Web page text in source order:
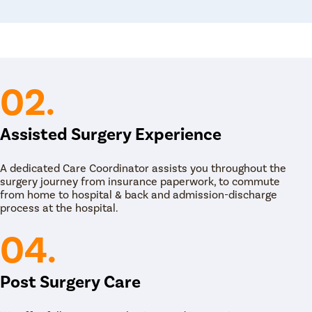
रूग्णांना मदत करणारी वेगवेगळी औषधे म्हणजे नाकातील
कॉर्टिकोस्टिरॉईड्स, ऍलर्जीची औषधे, प्रतिजैविक,
शस्त्रक्रिया, तीव्र सायनस संसर्गासाठी एक सामान्य
मुख्य उद्दिष्टे म्हणजे संक्रमित सामग्री बाहेर काढणे आणि
करणे जेणेकरून सायनस सामान्यपणे कार्य करू शकतील.
डागांसह चांगले पुनर्प्राप्तीचे वचन देते. हे सहसा
सर्जिकल उपकरणे नाकातून घातली जातात. संक्रमित
योग्य उपचारांसाठी तुमच्या जवळच्या सर्वोत्तम ENT
पुणे महानगर प्रदेश मधील सर्वोत्कृष्ट ईएनटी
02.
Assisted Surgery Experience
A dedicated Care Coordinator assists you throughout the
surgery journey from insurance paperwork, to commute
from home to hospital & back and admission-discharge
process at the hospital.
04.
Post Surgery Care